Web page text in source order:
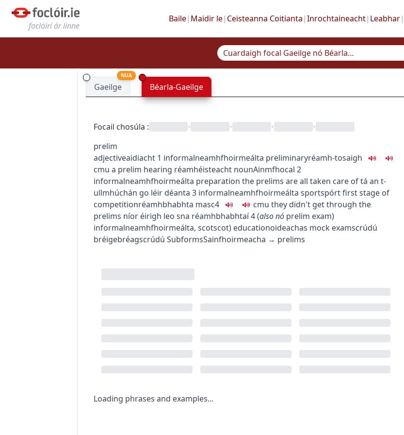
foclóirí ár linne
Baile| Maidir le| Ceisteanna Coitianta |Inrochtaineacht| Leabhar|
Gaeilge
NUA
Béarla-Gaeilge
Focail chosúla : • • •
•
prelim
adjectiveaidiacht 1 informalneamhfhoirmeálta preliminaryréamh-tosaigh
cmu a prelim hearing réamhéisteacht nounAinmfhocal 2
informalneamhfhoirmeálta preparation the prelims are all taken care oftá an t-
ullmhúchán go léir déanta 3 informalneamhfhoirmeálta sportspórtfirst stage of
competitionréamhbhabhta masc4 cmu they didn't get through the
prelims níor éirigh leo sna réamhbhabhtaí4(alsonó prelim exam)
informalneamhfhoirmeálta, scotscot) educationoideachas mock examscrúdú
bréigebréagscrúdú SubformsSainfhoirmeacha → prelims
Loading phrases and examples...